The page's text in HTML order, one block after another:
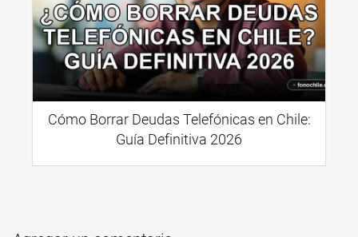
Cómo Borrar Deudas Telefónicas en Chile:
Guía Definitiva 2026